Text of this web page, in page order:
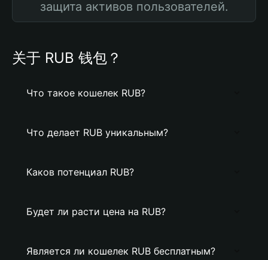
защита активов пользователей.
关于 RUB 钱包？
Что такое кошелек RUB?
Что делает RUB уникальным?
Каков потенциал RUB?
Будет ли расти цена на RUB?
Является ли кошелек RUB бесплатным?